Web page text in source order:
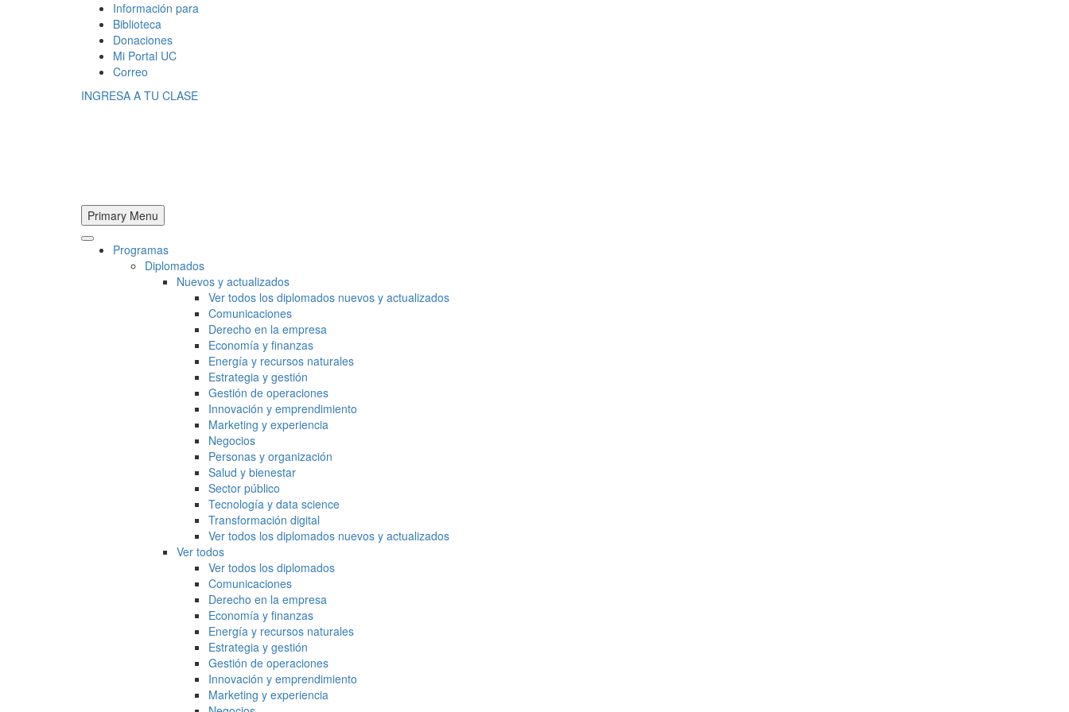
Información para
Biblioteca
Donaciones
Mi Portal UC
Correo
INGRESA A TU CLASE
Primary Menu
Programas
Diplomados
Nuevos y actualizados
Ver todos los diplomados nuevos y actualizados
Comunicaciones
Derecho en la empresa
Economía y finanzas
Energía y recursos naturales
Estrategia y gestión
Gestión de operaciones
Innovación y emprendimiento
Marketing y experiencia
Negocios
Personas y organización
Salud y bienestar
Sector público
Tecnología y data science
Transformación digital
Ver todos los diplomados nuevos y actualizados
Ver todos
Ver todos los diplomados
Comunicaciones
Derecho en la empresa
Economía y finanzas
Energía y recursos naturales
Estrategia y gestión
Gestión de operaciones
Innovación y emprendimiento
Marketing y experiencia